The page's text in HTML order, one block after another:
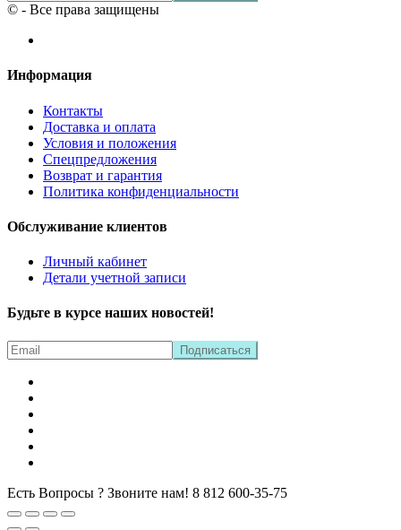
© - Все права защищены
Информация
Контакты
Доставка и оплата
Условия и положения
Спецпредложения
Возврат и гарантия
Политика конфиденциальности
Обслуживание клиентов
Личный кабинет
Детали учетной записи
Будьте в курсе наших новостей!
Есть Вопросы ? Звоните нам! 8 812 600-35-75